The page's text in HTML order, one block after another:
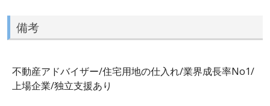
備考
不動産アドバイザー/住宅用地の仕入れ/業界成長率No1/
上場企業/独立支援あり